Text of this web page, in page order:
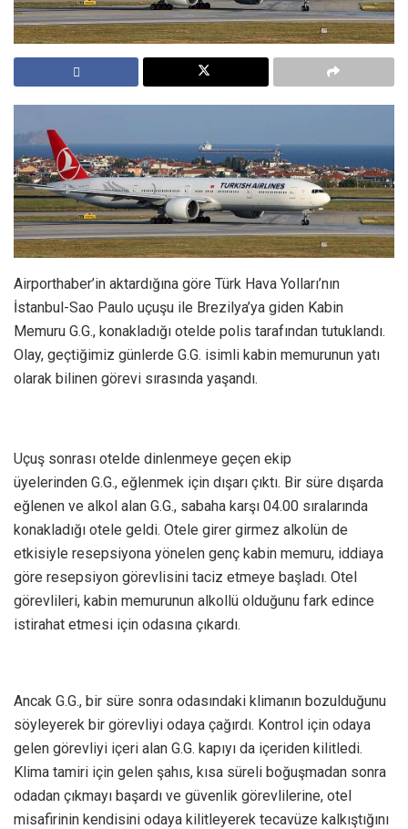
Airporthaber’in aktardığına göre Türk Hava Yolları’nın
İstanbul-Sao Paulo uçuşu ile Brezilya’ya giden Kabin
Memuru G.G., konakladığı otelde polis tarafından tutuklandı.
Olay, geçtiğimiz günlerde G.G. isimli kabin memurunun yatı
olarak bilinen görevi sırasında yaşandı.
Uçuş sonrası otelde dinlenmeye geçen ekip
üyelerinden G.G., eğlenmek için dışarı çıktı. Bir süre dışarda
eğlenen ve alkol alan G.G., sabaha karşı 04.00 sıralarında
konakladığı otele geldi. Otele girer girmez alkolün de
etkisiyle resepsiyona yönelen genç kabin memuru, iddiaya
göre resepsiyon görevlisini taciz etmeye başladı. Otel
görevlileri, kabin memurunun alkollü olduğunu fark edince
istirahat etmesi için odasına çıkardı.
Ancak G.G., bir süre sonra odasındaki klimanın bozulduğunu
söyleyerek bir görevliyi odaya çağırdı. Kontrol için odaya
gelen görevliyi içeri alan G.G. kapıyı da içeriden kilitledi.
Klima tamiri için gelen şahıs, kısa süreli boğuşmadan sonra
odadan çıkmayı başardı ve güvenlik görevlilerine, otel
misafirinin kendisini odaya kilitleyerek tecavüze kalkıştığını